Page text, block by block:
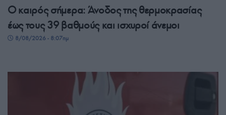
Ο καιρός σήμερα: Άνοδος της θερμοκρασίας
έως τους 39 βαθμούς και ισχυροί άνεμοι
8/08/2026 - 8:07πμ